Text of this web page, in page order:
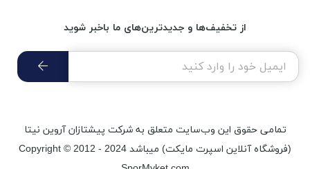
از تخفیف‌ها و جدیدترین‌های ما باخبر شوید
تمامی حقوق اين وب‌سايت متعلق به شرکت پیشتازان آروین نیتا
(فروشگاه آنلاین اسپرت مایکت) میباشد Copyright © 2012 - 2024